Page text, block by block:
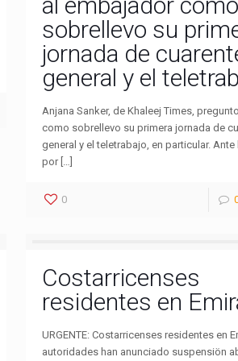
sobrellevo su
jornada de
general y el
Anjana Sanker, de Khaleej Times,
como sobrellevo su primera jornada de
general y el teletrabajo, en particular.
por […]
0
Costarricenses
residentes en
URGENTE: Costarricenses residentes en
autoridades han anunciado suspensiön